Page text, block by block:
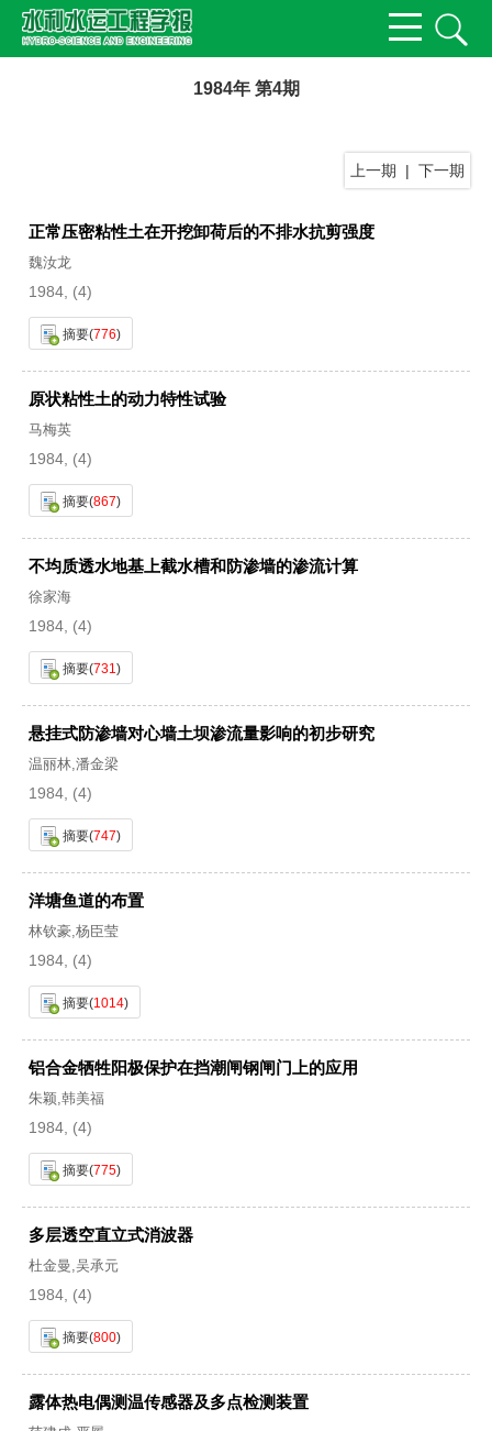
1984年 第4期
上一期 | 下一期
正常压密粘性土在开挖卸荷后的不排水抗剪强度
魏汝龙
1984, (4)
摘要(776)
原状粘性土的动力特性试验
马梅英
1984, (4)
摘要(867)
不均质透水地基上截水槽和防渗墙的渗流计算
徐家海
1984, (4)
摘要(731)
悬挂式防渗墙对心墙土坝渗流量影响的初步研究
温丽林,潘金梁
1984, (4)
摘要(747)
洋塘鱼道的布置
林钦豪,杨臣莹
1984, (4)
摘要(1014)
铝合金牺牲阳极保护在挡潮闸钢闸门上的应用
朱颖,韩美福
1984, (4)
摘要(775)
多层透空直立式消波器
杜金曼,吴承元
1984, (4)
摘要(800)
露体热电偶测温传感器及多点检测装置